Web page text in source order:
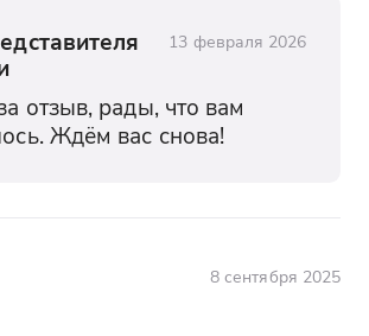
13 февраля 2026
отзыв, рады, что вам
Ждём вас снова!
8 сентября 2025